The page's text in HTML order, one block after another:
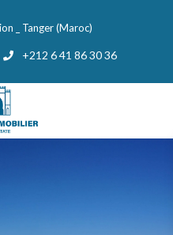
_ Tanger (Maroc)
+212 6 41 86 30 36